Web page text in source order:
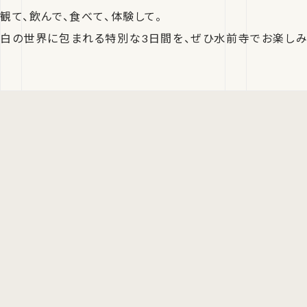
観て、飲んで、食べて、体験して。
白の世界に包まれる特別な3日間を、ぜひ水前寺でお楽しみ